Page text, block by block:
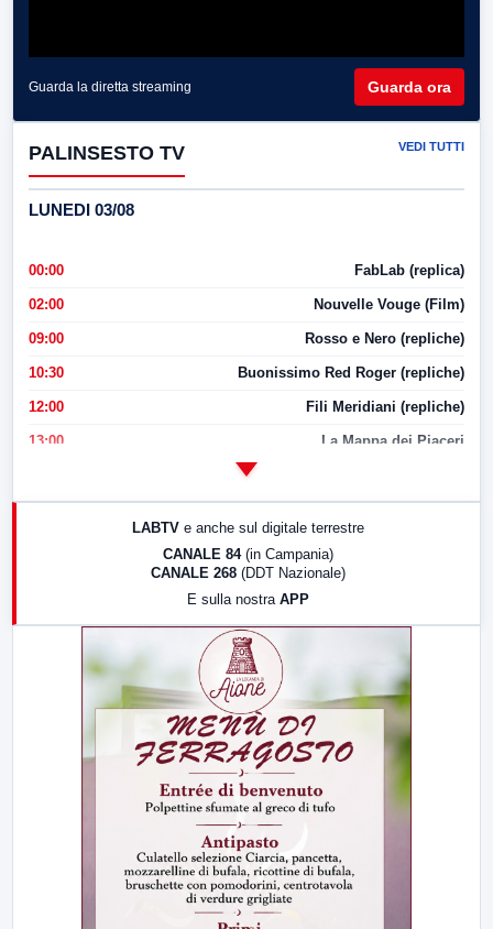
Guarda la diretta streaming Guarda ora
PALINSESTO TV VEDI TUTTI
LUNEDI 03/08
00:00 FabLab (replica)
02:00 Nouvelle Vouge (Film)
09:00 Rosso e Nero (repliche)
10:30 Buonissimo Red Roger (repliche)
12:00 Fili Meridiani (repliche)
13:00 La Mappa dei Piaceri
LABTV e anche sul digitale terrestre
CANALE 84 (in Campania)
CANALE 268 (DDT Nazionale)
E sulla nostra APP